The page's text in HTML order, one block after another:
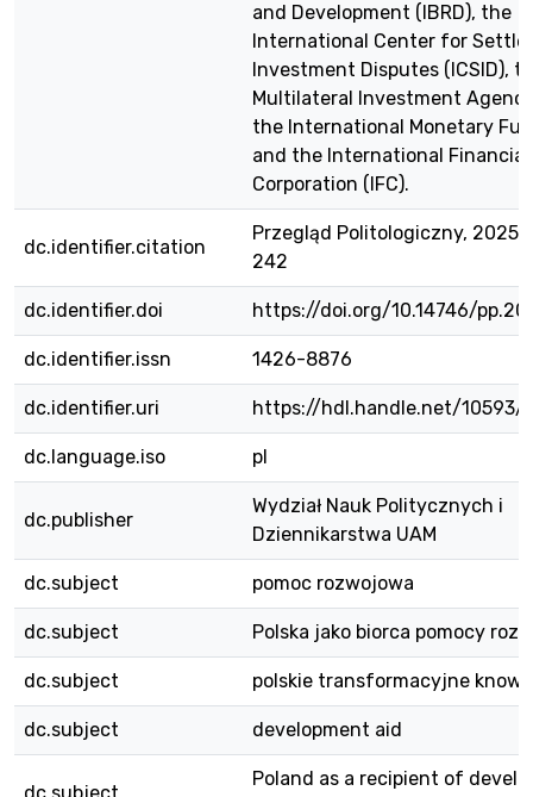
and Development (IBRD), the
International Center for
Investment Disputes (ICSID),
Multilateral Investment Agency
the International Monetary
and the International Financial
Corporation (IFC).
dc.identifier.citation
Przegląd Politologiczny, 2025,
242
dc.identifier.doi https://doi.org/10.14746/
dc.identifier.issn 1426-8876
dc.identifier.uri https://hdl.handle.net/10593/
dc.language.iso pl
dc.publisher
Wydział Nauk Politycznych i
Dziennikarstwa UAM
dc.subject pomoc rozwojowa
dc.subject Polska jako biorca pomocy
dc.subject polskie transformacyjne
dc.subject development aid
Poland as a recipient of